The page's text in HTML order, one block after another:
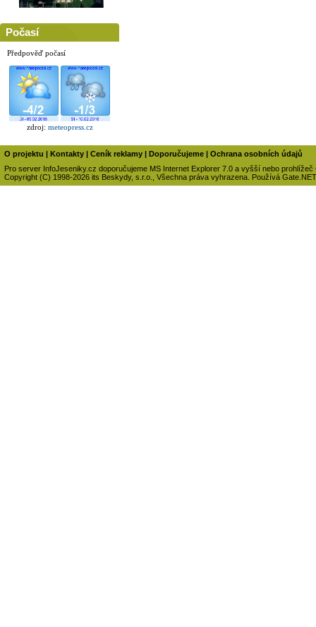
Počasí
Předpověď počasí
zdroj: meteopress.cz
O projektu | Kontakty | Ceník reklamy | Doporučujeme | Ochrana osobních údajů
Pro server InfoJeseniky.cz doporučujeme MS Internet Explorer 7.0 a vyšší nebo prohlížeč
Copyright (C) 1998-2026 its Beskydy, s.r.o., Všechna práva vyhrazena. Používá